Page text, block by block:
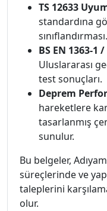
TS 12633
standardına
sınıflandırması.
BS EN 1363-1
Uluslararası
test sonuçları.
Deprem
hareketlere
tasarlanmış
sunulur.
Bu belgeler,
süreçlerinde ve
taleplerini
olur.